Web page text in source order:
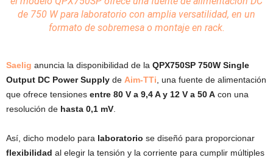
de 750 W para laboratorio con amplia versatilidad, en un
formato de sobremesa o montaje en rack.
Saelig anuncia la disponibilidad de la QPX750SP 750W Single
Output DC Power Supply de Aim-TTi , una fuente de alimentación
que ofrece tensiones entre 80 V a 9,4 A y 12 V a 50 A con una
resolución de hasta 0,1 mV
Así, dicho modelo para laboratorio se diseñó para proporcionar
flexibilidad al elegir la tensión y la corriente para cumplir múltiples